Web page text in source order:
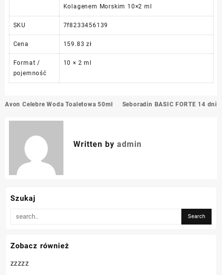
Kolagenem Morskim 10×2 ml
SKU 7f8233456139
Cena 159.83 zł
Format /
pojemność
10 × 2 ml
Nawigacja
Avon Celebre Woda Toaletowa 50ml Seboradin BASIC FORTE 14 dni
Written by admin
Szukaj
Zobacz również
zzzzz